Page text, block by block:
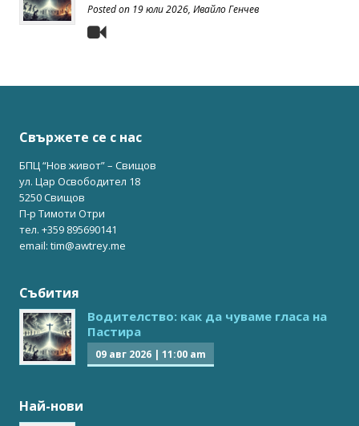
Posted on 19 юли 2026, Ивайло Генчев
Свържете се с нас
БПЦ “Нов живот” – Свищов
ул. Цар Освободител 18
5250 Свищов
П-р Тимоти Отри
тел. +359 895690141
email: tim@awtrey.me
Събития
Водителство: как да чуваме гласа на
Пастира
09 авг 2026 | 11:00 am
Най-нови